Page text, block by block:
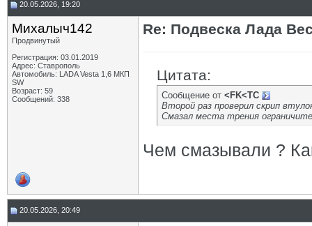
20.05.2026, 19:20
Михалыч142
Продвинутый
Регистрация: 03.01.2019
Адрес: Ставрополь
Автомобиль: LADA Vesta 1,6 МКП
SW
Возраст: 59
Сообщений: 338
Re: Подвеска Лада
Цитата:
Сообщение от <FK<TC
Второй раз проверил скрип
Смазал места трения
Чем смазывали ?
20.05.2026, 20:49